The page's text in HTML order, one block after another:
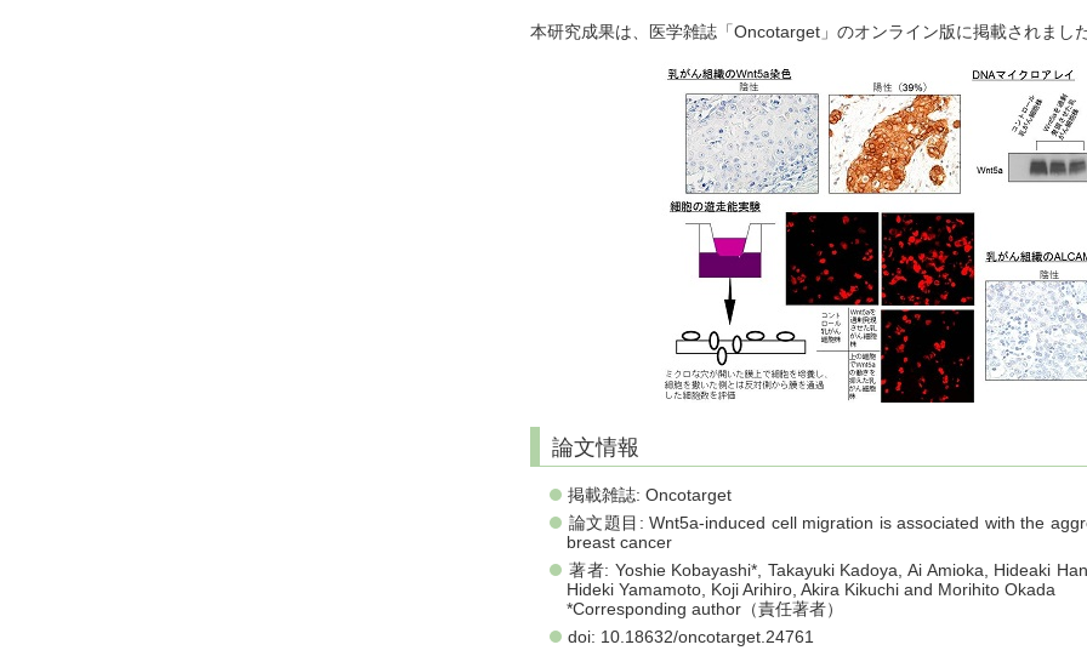
本研究成果は、医学雑誌「Oncotarget」のオンライン版に掲載されまし
論文情報
掲載雑誌: Oncotarget
論文題目: Wnt5a-induced cell migration is associated with the
breast cancer
著者: Yoshie Kobayashi*, Takayuki Kadoya, Ai Amioka, Hideaki
Hideki Yamamoto, Koji Arihiro, Akira Kikuchi and Morihito Okada
*Corresponding author（責任著者）
doi: 10.18632/oncotarget.24761